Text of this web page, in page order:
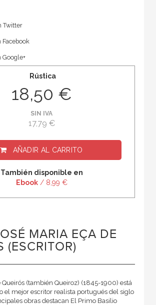
Twitter
Facebook
Rústica
18,50 €
SIN IVA
17,79 €
AÑADIR AL CARRITO
También disponible en
Ebook/ 8,99 €
MARIA EÇA DE
(ESCRITOR)
Queirós (también Queiroz) (1845-1900) está
el mejor escritor realista portugués del siglo
obras destacan El Primo Basilio